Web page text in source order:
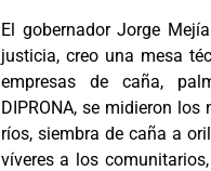
El gobernador Jorge
justicia, creo una mesa
empresas de caña,
DIPRONA, se midieron
ríos, siembra de caña a
víveres a los